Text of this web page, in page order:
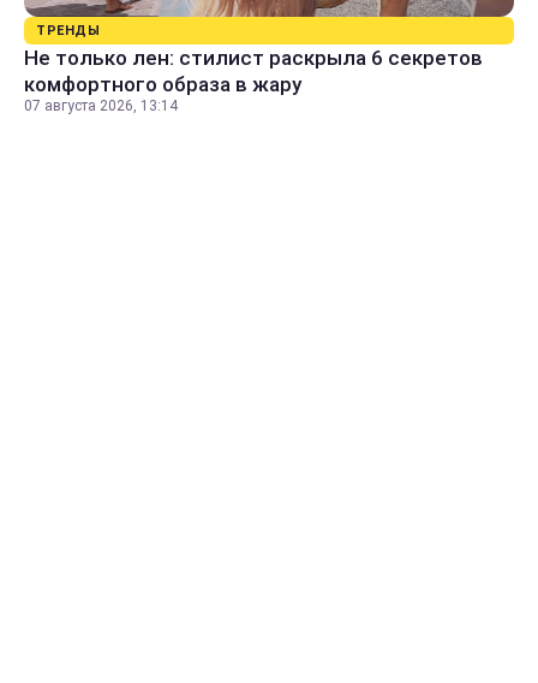
ТРЕНДЫ
Не только лен: стилист раскрыла 6 секретов
комфортного образа в жару
07 августа 2026, 13:14